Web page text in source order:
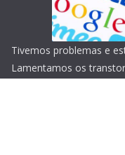
Tivemos problemas e
Lamentamos os